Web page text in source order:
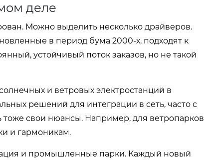
деле
Можно выделить несколько драйверов.
в период бума 2000-х, подходят к
устойчивый поток заказов, но не такой
и ветровых электростанций в
решений для интеграции в сеть, часто с
свои нюансы. Например, для ветропарков
и гармоникам.
и промышленные парки. Каждый новый